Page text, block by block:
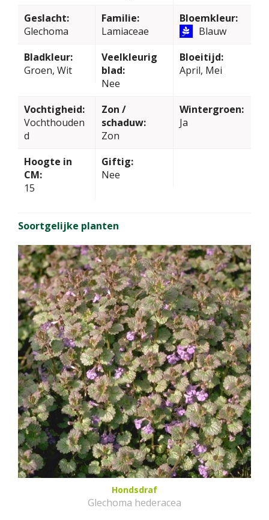
Geslacht:
Glechoma
Familie:
Lamiaceae
Bloemkleur:
Blauw
Bladkleur:
Groen, Wit
Veelkleurig
blad:
Nee
Bloeitijd:
April, Mei
Vochtigheid:
Vochthouden
d
Zon /
schaduw:
Zon
Wintergroen:
Ja
Hoogte in
CM:
15
Giftig:
Nee
Soortgelijke planten
Hondsdraf
Glechoma hederacea